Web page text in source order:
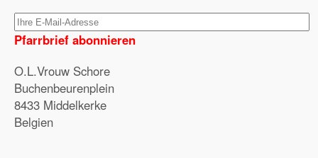
Pfarrbrief abonnieren
O.L.Vrouw Schore
Buchenbeurenplein
8433 Middelkerke
Belgien